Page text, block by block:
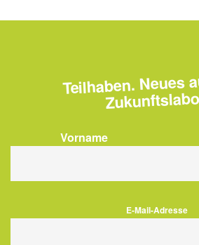
Teilhaben. Neues
Vorname
E-Mail-Adresse